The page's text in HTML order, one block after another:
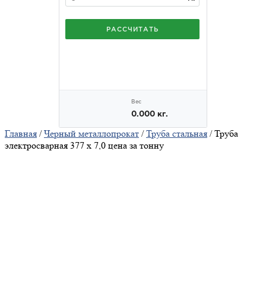
Главная /Черный металлопрокат /Труба стальная / Труба
электросварная 377 х 7,0 цена за тонну